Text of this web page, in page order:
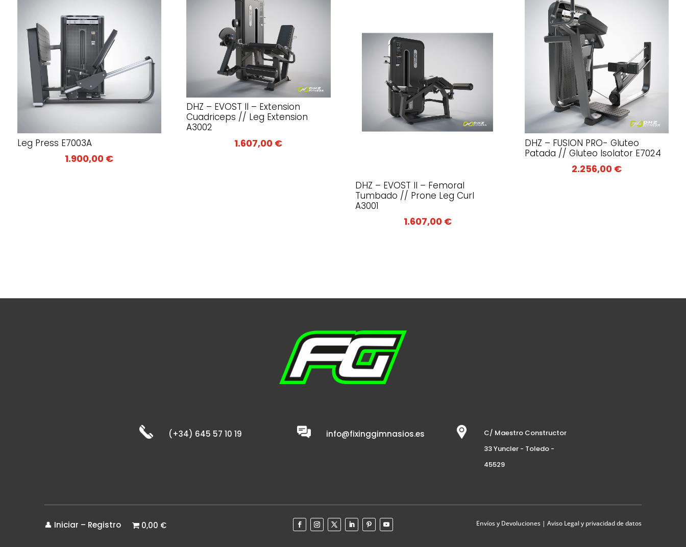
Leg Press E7003A
1.900,00 €
DHZ – EVOST II – Extension
Cuadriceps // Leg Extension
A3002
1.607,00 €
DHZ – EVOST II – Femoral
Tumbado // Prone Leg Curl
A3001
1.607,00 €
DHZ – FUSION PRO- Gluteo
Patada // Gluteo Isolator E7024
2.256,00 €
(+34) 645 57 10 19 info@fixinggimnasios.es
C/ Maestro Constructor
33 Yuncler - Toledo -
45529
👤 Iniciar – Registro 0,00 € Envíos y Devoluciones| Aviso Legal y privacidad de datos